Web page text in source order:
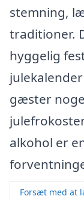
stemning,
traditioner.
hyggelig
gæster
alkohol er
Forsæt med at